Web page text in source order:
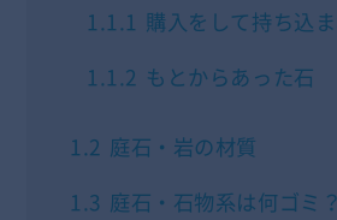
1.1.1 購入をして持ち込
1.1.2 もとからあった石
1.2 庭石・岩の材質
1.3 庭石・石物系は何ゴミ？